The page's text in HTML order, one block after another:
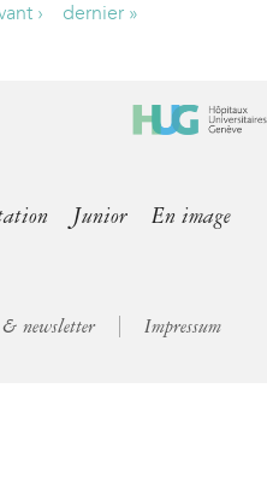
› dernier »
Junior
En image
newsletter Impressum